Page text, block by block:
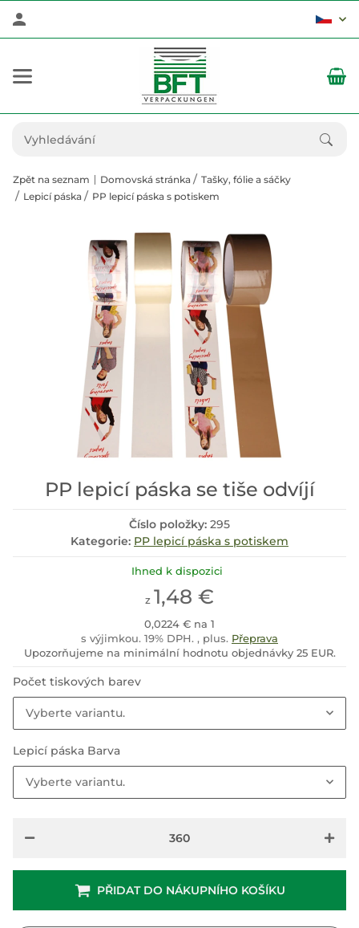
Zpět na seznam Domovská stránka
Tašky, fólie a sáčky
Lepicí páska
PP lepicí páska s potiskem
PP lepicí páska se tiše odvíjí
Číslo položky: 295
Kategorie: PP lepicí páska s potiskem
Ihned k dispozici
z 1,48 €
0,0224 € na 1
s výjimkou. 19% DPH. , plus. Přeprava
Upozorňujeme na minimální hodnotu objednávky 25 EUR.
Počet tiskových barev
Vyberte variantu.
Lepicí páska Barva
Vyberte variantu.
PŘIDAT DO NÁKUPNÍHO KOŠÍKU